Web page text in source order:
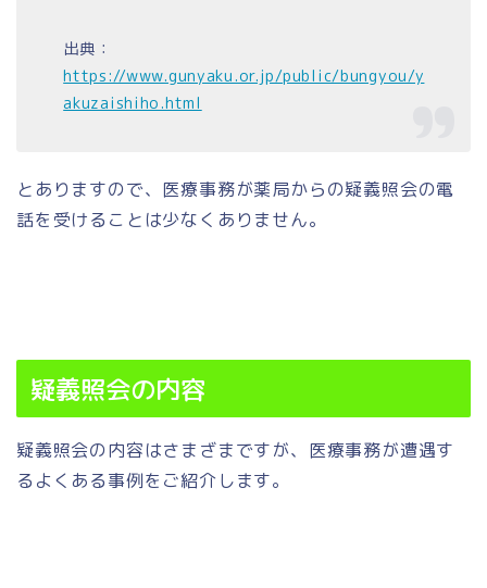
出典：
https://www.gunyaku.or.jp/public/bungyou/y
akuzaishiho.html
とありますので、医療事務が薬局からの疑義照会の電
話を受けることは少なくありません。
疑義照会の内容
疑義照会の内容はさまざまですが、医療事務が遭遇す
るよくある事例をご紹介します。